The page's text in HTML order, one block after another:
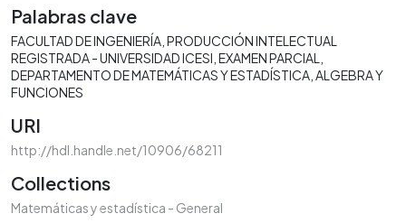
Palabras clave
FACULTAD DE INGENIERÍA PRODUCCIÓN INTELECTUAL
REGISTRADA - UNIVERSIDAD ICESI EXAMEN PARCIAL
DEPARTAMENTO DE MATEMÁTICAS Y ESTADÍSTICA ALGEBRA Y
FUNCIONES
URI
http://hdl.handle.net/10906/68211
Collections
Matemáticas y estadística - General